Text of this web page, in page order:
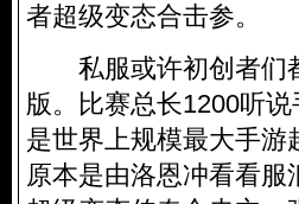
者超级变态合击参。
私服或许初创者们
版。比赛总长1200听
是世界上规模最大手
原本是由洛恩冲看看